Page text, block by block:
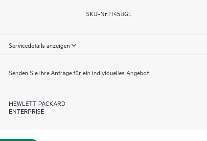
SKU-Nr. H45BGE
Servicedetails anzeigen
Senden Sie Ihre Anfrage für ein individuelles Angebot
HEWLETT PACKARD
ENTERPRISE